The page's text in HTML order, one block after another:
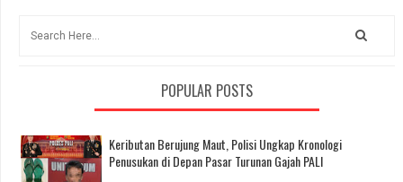
POPULAR POSTS
Keributan Berujung Maut, Polisi Ungkap Kronologi
Penusukan di Depan Pasar Turunan Gajah PALI